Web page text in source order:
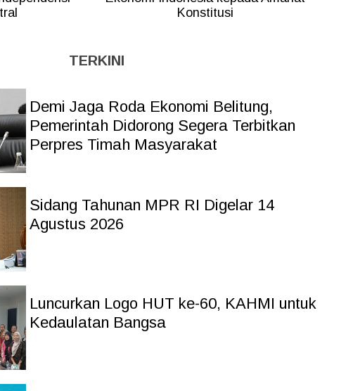
Konstitusi
TERKINI
Demi Jaga Roda Ekonomi Belitung,
Pemerintah Didorong Segera Terbitkan
Perpres Timah Masyarakat
Sidang Tahunan MPR RI Digelar 14
Agustus 2026
Luncurkan Logo HUT ke-60, KAHMI untuk
Kedaulatan Bangsa